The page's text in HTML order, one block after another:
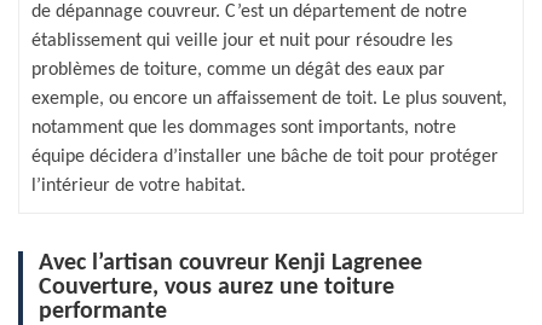
de dépannage couvreur. C’est un département de notre
établissement qui veille jour et nuit pour résoudre les
problèmes de toiture, comme un dégât des eaux par
exemple, ou encore un affaissement de toit. Le plus souvent,
notamment que les dommages sont importants, notre
équipe décidera d’installer une bâche de toit pour protéger
l’intérieur de votre habitat.
Avec l’artisan couvreur Kenji Lagrenee
Couverture, vous aurez une toiture
performante